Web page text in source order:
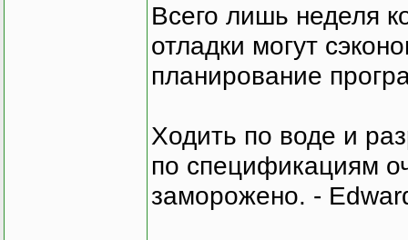
Всего лишь неделя
отладки могут
планирование
Ходить по воде и
по спецификациям
заморожено. -